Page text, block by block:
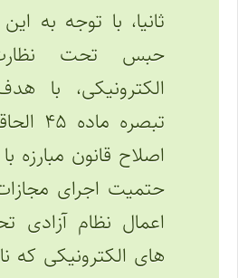
ثانیا، با توجه به
حبس تحت
الکترونیکی، با
اصلاح قانون مبارزه
حتمیت اجرای
اعمال نظام آزادی
های الکترونیکی که